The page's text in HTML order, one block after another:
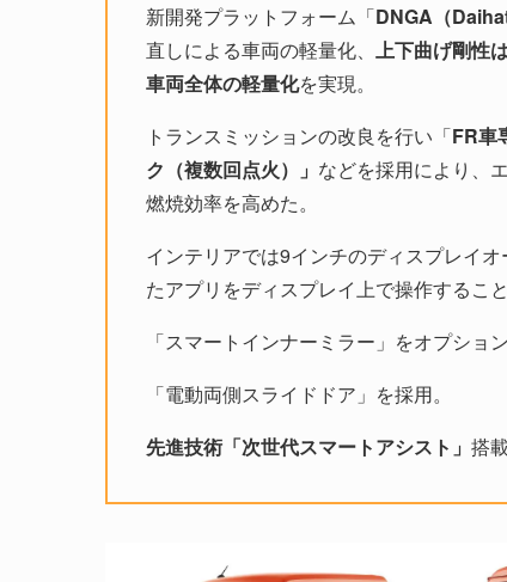
新開発プラットフォーム「DNGA（
直しによる車両の軽量化、 上下曲げ剛性
車両全体の軽量化を実現。
トランスミッションの改良を行い「FR車
ク（複数回点火）」 などを採用により、
燃焼効率を高めた。
インテリアでは9インチのディスプレイ
たアプリをディスプレイ上で操作すること
「スマートインナーミラー」をオプション
「電動両側スライドドア」を採用。
先進技術「次世代スマートアシスト」 搭載